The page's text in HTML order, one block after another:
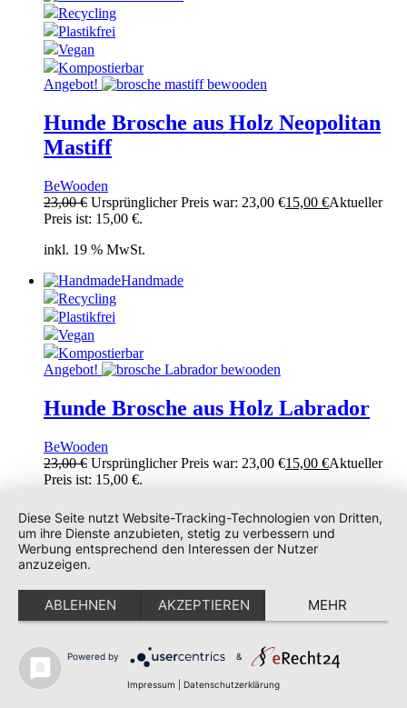
Recycling
Plastikfrei
Vegan
Kompostierbar
Angebot!
Hunde Brosche aus Holz Neopolitan
Mastiff
BeWooden
23,00€ Ursprünglicher Preis war: 23,00 €15,00 €Aktueller
Preis ist: 15,00 €.
inkl. 19 % MwSt.
Handmade
Recycling
Plastikfrei
Vegan
Kompostierbar
Angebot!
Hunde Brosche aus Holz Labrador
BeWooden
23,00€ Ursprünglicher Preis war: 23,00 €15,00 €Aktueller
Preis ist: 15,00 €.
inkl. 19 % MwSt.
Handmade
Recycling
Kompostierbar
Hunde Brosche aus Holz Jack Russell
Terrier
bewertet
UNIQUE DOG
100%
Empfehlungen auf
ProvenExpert.com
SEHR GUT
4,83 / 5,00
Bewertungen auf
ProvenExpert.com
38
Bewertungen von 2
Blick aufs ProvenExpert-Profil werfen
Diese Seite nutzt Website-Tracking-Technologien von Dritten,
um ihre Dienste anzubieten, stetig zu verbessern und
Werbung entsprechend den Interessen der Nutzer
anzuzeigen.
ABLEHNEN AKZEPTIEREN MEHR
Powered by &
Impressum Datenschutzerklärung